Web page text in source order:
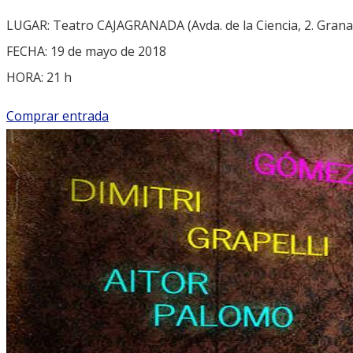
LUGAR: Teatro CAJAGRANADA (Avda. de la Ciencia, 2.
FECHA: 19 de mayo de 2018
HORA: 21 h
Comprar entrada